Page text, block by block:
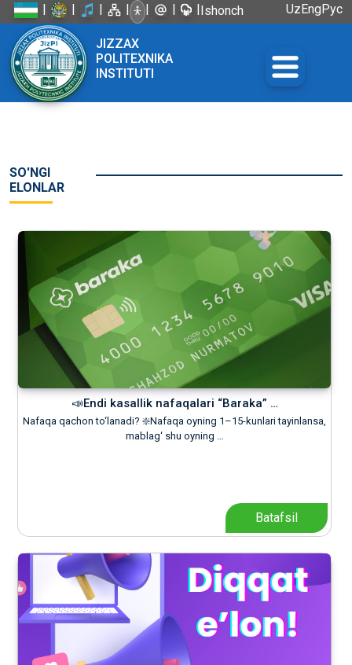
| | | | | | |Ishonch
UzEngРус
JIZZAX
POLITEXNIKA
INSTITUTI
SO'NGI
ELONLAR
📣Endi kasallik nafaqalari “Baraka” …
Nafaqa qachon to‘lanadi? ❇️Nafaqa oyning 1–15-kunlari tayinlansa,
mablag‘ shu oyning …
Batafsil